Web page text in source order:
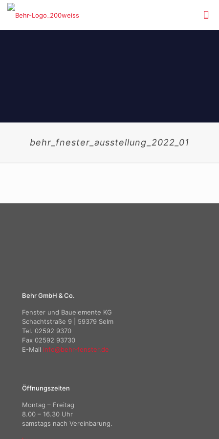
behr_fnester_ausstellung_2022_01
Behr GmbH & Co.
Fenster und Bauelemente KG
Schachtstraße 9 | 59379 Selm
Tel. 02592 9370
Fax 02592 93730
E-Mail info@behr-fenster.de
Öffnungszeiten
Montag – Freitag
8.00 – 16.30 Uhr
samstags nach Vereinbarung.